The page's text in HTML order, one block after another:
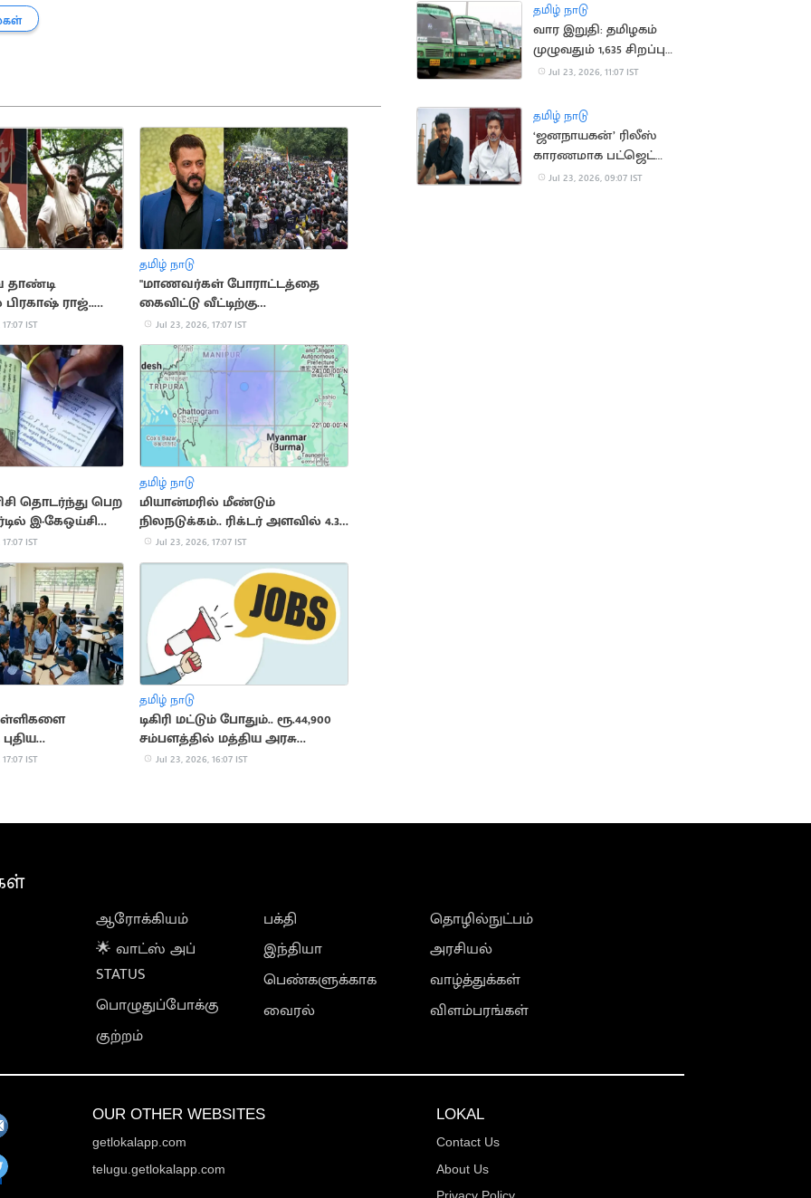
தாண்டி
ராஜ்..
IST
தமிழ் நாடு
"மாணவர்கள் போராட்டத்தை
கைவிட்டு வீட்டிற்கு
செல்லவேண்டும்".. சல்மான்
கான்
Jul 23, 2026, 17:07 IST
தொடர்ந்து பெற
இ-கேஒய்சி
IST
தமிழ் நாடு
மியான்மரில் மீண்டும்
நிலநடுக்கம்.. ரிக்டர் அளவில் 4.3
ஆக பதிவு
Jul 23, 2026, 17:07 IST
IST
தமிழ் நாடு
டிகிரி மட்டும் போதும்.. ரூ.44,900
சம்பளத்தில் மத்திய அரசு
வேலை
Jul 23, 2026, 16:07 IST
தமிழ் நாடு
வார இறுதி: தமிழகம்
முழுவதும் 1,635 சிறப்பு
பேருந்துகள் இயக்கம்
Jul 23, 2026, 11:07 IST
தமிழ் நாடு
‘ஜனநாயகன்’ ரிலீஸ்
காரணமாக பட்ஜெட்
ஆய்வுக் கூட்டங்கள்
Jul 23, 2026, 09:07 IST
ஆரோக்கியம்
🌟 வாட்ஸ் அப்
STATUS
பொழுதுப்போக்கு
குற்றம்
பக்தி
இந்தியா
பெண்களுக்காக
வைரல்
தொழில்நுட்பம்
அரசியல்
வாழ்த்துக்கள்
விளம்பரங்கள்
OUR OTHER WEBSITES
getlokalapp.com
telugu.getlokalapp.com
LOKAL
Contact Us
About Us